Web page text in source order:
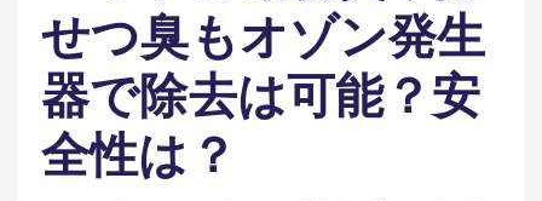
せつ臭もオゾン発生
器で除去は可能？安
全性は？